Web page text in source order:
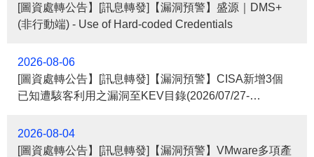
[圖資處轉公告】[訊息轉發]【漏洞預警】盛源｜DMS+
(非行動端) - Use of Hard-coded Credentials
2026-08-06
[圖資處轉公告】[訊息轉發]【漏洞預警】CISA新增3個
已知遭駭客利用之漏洞至KEV目錄(2026/07/27-
2026-08-04
[圖資處轉公告】[訊息轉發]【漏洞預警】VMware多項產